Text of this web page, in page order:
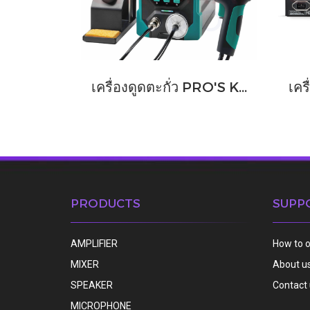
เครื่องดูดตะกั่ว PRO'S KIT รุ่น SS-331NB
PRODUCTS
AMPLIFIER
MIXER
SPEAKER
MICROPHONE
How to
About
Contact